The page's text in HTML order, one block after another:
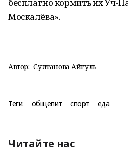
Москалёва».
Автор: Султанова Айгуль
Теги: общепит спорт еда
Читайте нас